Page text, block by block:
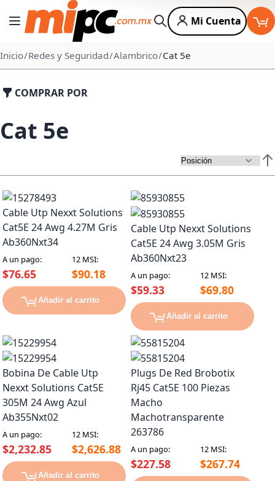
Cambiar Nav
Buscar
Mi Cuenta
Inicio Redes y Seguridad Alambrico Cat 5e
COMPRAR POR
Cat 5e
Cable Utp Nexxt Solutions
Cat5E 24 Awg 4.27M Gris
Ab360Nxt34
A un pago: 12 MSI:
$76.65 $90.18
Añadir al carrito
Cable Utp Nexxt Solutions
Cat5E 24 Awg 3.05M Gris
Ab360Nxt23
A un pago: 12 MSI:
$59.33 $69.80
Añadir al carrito
Bobina De Cable Utp
Nexxt Solutions Cat5E
305M 24 Awg Azul
Ab355Nxt02
A un pago: 12 MSI:
$2,232.85 $2,626.88
Añadir al carrito
Plugs De Red Brobotix
Rj45 Cat5E 100 Piezas
Macho
Machotransparente
263786
A un pago: 12 MSI:
$227.58 $267.74